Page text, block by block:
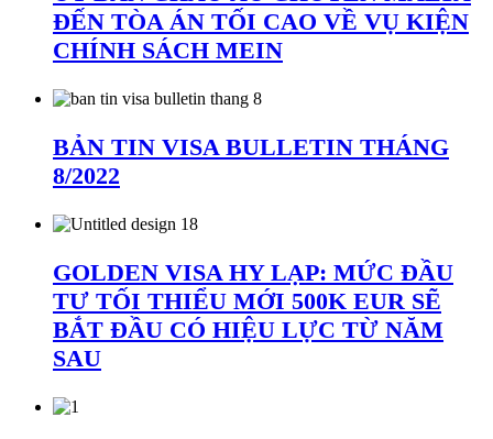
ĐẾN TÒA ÁN TỐI CAO VỀ VỤ KIỆN
CHÍNH SÁCH MEIN
BẢN TIN VISA BULLETIN THÁNG
8/2022
GOLDEN VISA HY LẠP: MỨC ĐẦU
TƯ TỐI THIỂU MỚI 500K EUR SẼ
BẮT ĐẦU CÓ HIỆU LỰC TỪ NĂM
SAU